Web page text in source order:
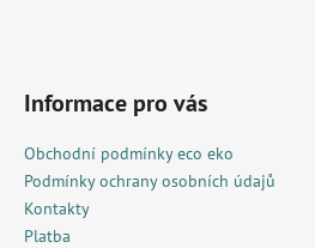
Informace pro vás
Obchodní podmínky eco eko
Podmínky ochrany osobních údajů
Kontakty
Platba